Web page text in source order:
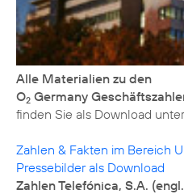
Alle Materialien zu den
O2 Germany
finden Sie als Download
Zahlen & Fakten im Bereich
Pressebilder als Download
Zahlen Telefónica, S.A.